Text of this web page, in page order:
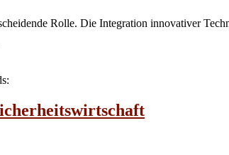
Rolle. Die Integration innovativer